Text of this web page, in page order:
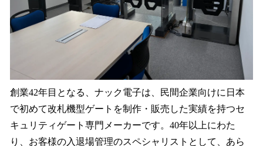
創業42年目となる、ナック電子は、民間企業向けに日本
で初めて改札機型ゲートを制作・販売した実績を持つセ
キュリティゲート専門メーカーです。40年以上にわた
り、お客様の入退場管理のスペシャリストとして、あら